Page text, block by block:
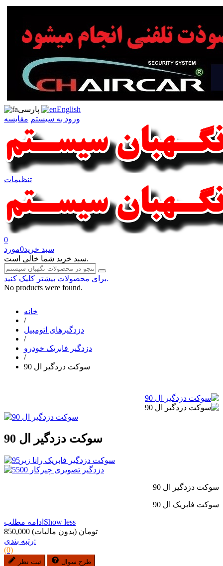
پارسی
English
ورود به سیستم مقایسه
تنظیمات
0
سبد خرید0مورد
سبد خرید شما خالی است.
برای محصولات بیشتر کلیک کنید.
No products were found.
خانه
/
دزدگیرهای اتومبیل
/
دزدگیر فابریک خودرو
/
سوکت دزدگیر ال 90
سوکت دزدگیر ال 90
سوکت دزدگیر ال 90
سوکت فابریک ال 90
ادامه مطلب Show less
850,000 تومان (بدون مالیات)
رتبه بندی:
(0)
ثبت نظر طرح سوال